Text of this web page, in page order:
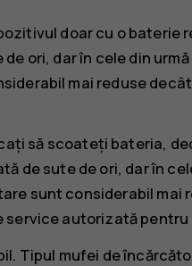
doar cu o baterie
ori, dar în cele din
mai reduse
să scoateți bateria,
de sute de ori, dar în
sunt considerabil mai
autorizată pentru
Tipul mufei de